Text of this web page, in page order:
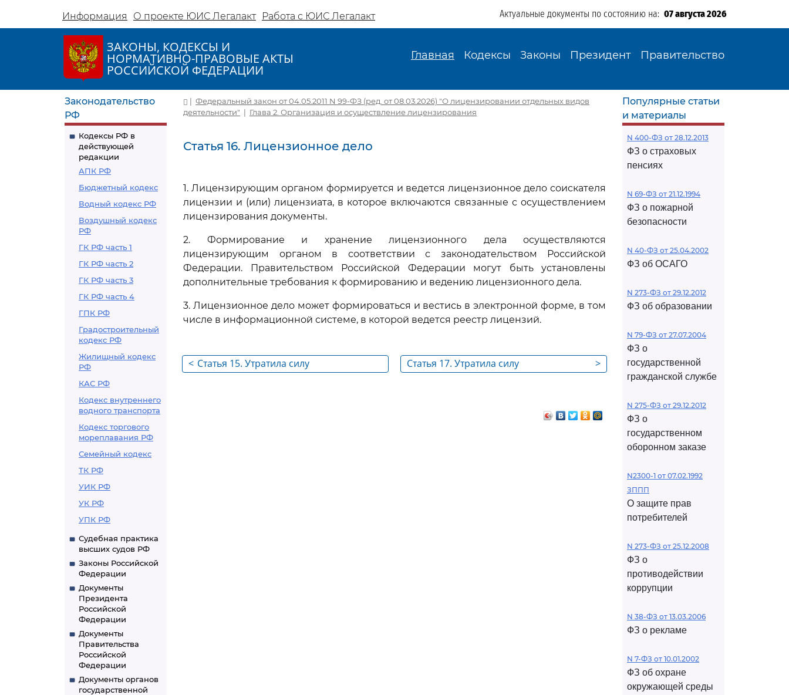
Информация О проекте ЮИС Легалакт Работа с ЮИС Легалакт Актуальные документы по состоянию на: 07 августа 2026
ЗАКОНЫ, КОДЕКСЫ И
НОРМАТИВНО-ПРАВОВЫЕ АКТЫ
РОССИЙСКОЙ ФЕДЕРАЦИИ
Главная Кодексы Законы Президент Правительство
Законодательство
РФ
Кодексы РФ в
действующей
редакции
АПК РФ
Бюджетный кодекс
Водный кодекс РФ
Воздушный кодекс
РФ
ГК РФ часть 1
ГК РФ часть 2
ГК РФ часть 3
ГК РФ часть 4
ГПК РФ
Градостроительный
кодекс РФ
Жилищный кодекс
РФ
КАС РФ
Кодекс внутреннего
водного транспорта
Кодекс торгового
мореплавания РФ
Семейный кодекс
ТК РФ
УИК РФ
УК РФ
УПК РФ
Судебная практика
высших судов РФ
Законы Российской
Федерации
Документы
Президента
Российской
Федерации
Документы
Правительства
Российской
Федерации
Документы органов
государственной
| Федеральный закон от 04.05.2011 N 99-ФЗ (ред. от 08.03.2026) "О лицензировании отдельных видов
деятельности" | Глава 2. Организация и осуществление лицензирования
Статья 16. Лицензионное дело
1. Лицензирующим органом формируется и ведется лицензионное дело соискателя
лицензии и (или) лицензиата, в которое включаются связанные с осуществлением
лицензирования документы.
2. Формирование и хранение лицензионного дела осуществляются
лицензирующим органом в соответствии с законодательством Российской
Федерации. Правительством Российской Федерации могут быть установлены
дополнительные требования к формированию и ведению лицензионного дела.
3. Лицензионное дело может формироваться и вестись в электронной форме, в том
числе в информационной системе, в которой ведется реестр лицензий.
< Статья 15. Утратила силу >
Статья 17. Утратила силу
Популярные статьи
и материалы
N 400-ФЗ от 28.12.2013
ФЗ о страховых
пенсиях
N 69-ФЗ от 21.12.1994
ФЗ о пожарной
безопасности
N 40-ФЗ от 25.04.2002
ФЗ об ОСАГО
N 273-ФЗ от 29.12.2012
ФЗ об образовании
N 79-ФЗ от 27.07.2004
ФЗ о
государственной
гражданской службе
N 275-ФЗ от 29.12.2012
ФЗ о
государственном
оборонном заказе
N2300-1 от 07.02.1992
ЗППП
О защите прав
потребителей
N 273-ФЗ от 25.12.2008
ФЗ о
противодействии
коррупции
N 38-ФЗ от 13.03.2006
ФЗ о рекламе
N 7-ФЗ от 10.01.2002
ФЗ об охране
окружающей среды